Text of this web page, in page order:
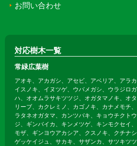
お問い合わせ
対応樹木一覧
常緑広葉樹
アオキ、アカガシ、アセビ、アベリア、アラカ
イスノキ、イヌツゲ、ウバメガシ、ウラジロ
ハ、オオムラサキツツジ、オガタマノキ、オ
リーブ、カクレミノ、カゴノキ、カナメモチ
ラタネオガタマ、カンツバキ、キョウチクト
ジ、ギンバイカ、キンメツゲ、キンモクセイ
モザ、ギンヨウアカシア、クスノキ、クチナシ
ゲッケイジュ、サカキ、サザンカ、サツキツツ